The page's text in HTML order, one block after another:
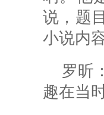
说，题
小说内
罗昕
趣在当